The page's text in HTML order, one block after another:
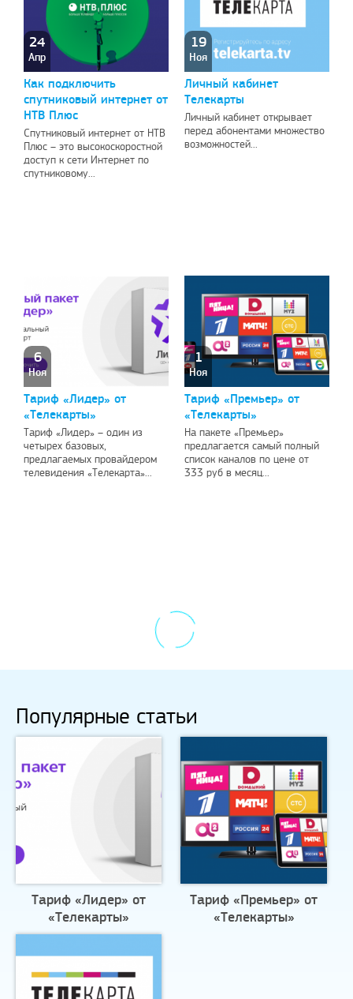
24
Апр
Как подключить
спутниковый интернет от
НТВ Плюс
Спутниковый интернет от НТВ
Плюс – это высокоскоростной
доступ к сети Интернет по
спутниковому...
19
Ноя
Личный кабинет
Телекарты
Личный кабинет открывает
перед абонентами множество
возможностей...
6
Ноя
Тариф «Лидер» от
«Телекарты»
Тариф «Лидер» – один из
четырех базовых,
предлагаемых провайдером
телевидения «Телекарта»...
1
Ноя
Тариф «Премьер» от
«Телекарты»
На пакете «Премьер»
предлагается самый полный
список каналов по цене от
333 руб в месяц...
Популярные статьи
Тариф «Лидер» от
«Телекарты»
Тариф «Премьер» от
«Телекарты»